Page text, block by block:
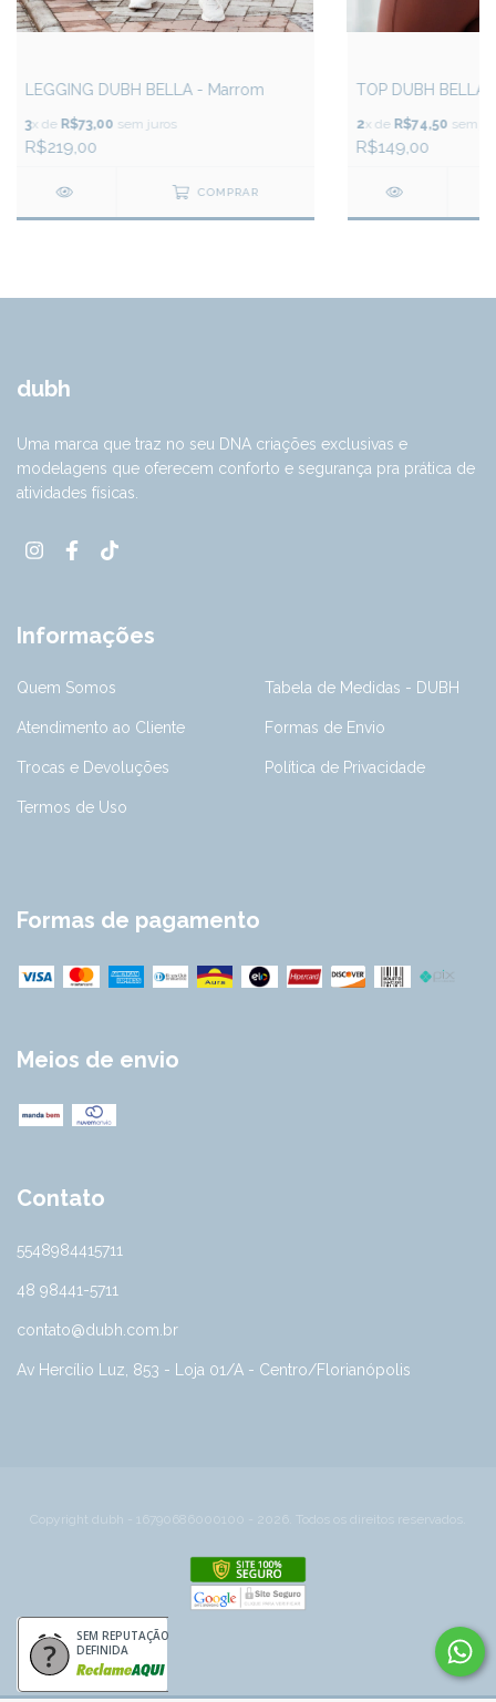
LEGGING DUBH BELLA - Marrom
3x de R$73,00 sem juros
R$219,00
COMPRAR
TOP DUBH BELLA
2x de R$74,50 sem
R$149,00
dubh
Uma marca que traz no seu DNA criações exclusivas e
modelagens que oferecem conforto e segurança pra prática de
atividades físicas.
Informações
Quem Somos Tabela de Medidas - DUBH
Atendimento ao Cliente Formas de Envio
Trocas e Devoluções Política de Privacidade
Termos de Uso
Formas de pagamento
Meios de envio
Contato
5548984415711
48 98441-5711
contato@dubh.com.br
Av Hercílio Luz, 853 - Loja 01/A - Centro/Florianópolis
Copyright dubh - 16790686000100 - 2026. Todos os direitos reservados.
SEM REPUTAÇÃO
DEFINIDA